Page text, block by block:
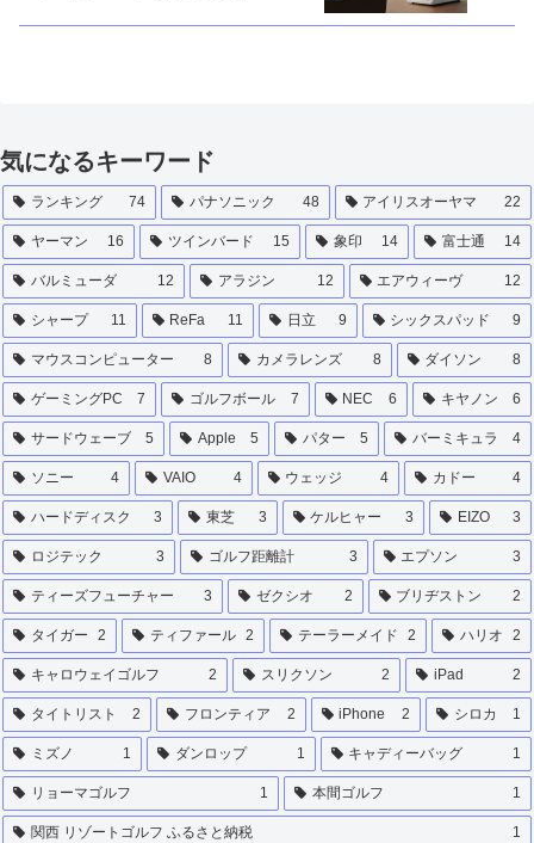
気になるキーワード
ランキング 74 パナソニック 48 アイリスオーヤマ 22
ヤーマン 16 ツインバード 15 象印 14 富士通 14
バルミューダ 12 アラジン 12 エアウィーヴ 12
シャープ 11 ReFa 11 日立 9 シックスパッド 9
マウスコンピューター 8 カメラレンズ 8 ダイソン 8
ゲーミングPC 7 ゴルフボール 7 NEC 6 キヤノン 6
サードウェーブ 5 Apple 5 パター 5 バーミキュラ 4
ソニー 4 VAIO 4 ウェッジ 4 カドー 4
ハードディスク 3 東芝 3 ケルヒャー 3 EIZO 3
ロジテック 3 ゴルフ距離計 3 エプソン 3
ティーズフューチャー 3 ゼクシオ 2 ブリヂストン 2
タイガー 2 ティファール 2 テーラーメイド 2 ハリオ 2
キャロウェイゴルフ 2 スリクソン 2 iPad 2
タイトリスト 2 フロンティア 2 iPhone 2 シロカ 1
ミズノ 1 ダンロップ 1 キャディーバッグ 1
リョーマゴルフ 1 本間ゴルフ 1
関西 リゾートゴルフ ふるさと納税 1